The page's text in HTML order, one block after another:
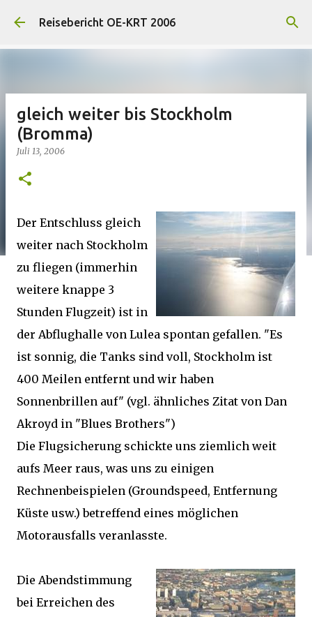
Direkt zum Hauptbereich
Reisebericht OE-KRT 2006
gleich weiter bis Stockholm
(Bromma)
Juli 13, 2006
Der Entschluss gleich
weiter nach Stockholm
zu fliegen (immerhin
weitere knappe 3
Stunden Flugzeit) ist in
der Abflughalle von Lulea spontan gefallen. "Es
ist sonnig, die Tanks sind voll, Stockholm ist
400 Meilen entfernt und wir haben
Sonnenbrillen auf" (vgl. ähnliches Zitat von Dan
Akroyd in "Blues Brothers")
Die Flugsicherung schickte uns ziemlich weit
aufs Meer raus, was uns zu einigen
Rechnenbeispielen (Groundspeed, Entfernung
Küste usw.) betreffend eines möglichen
Motorausfalls veranlasste.
Die Abendstimmung
bei Erreichen des